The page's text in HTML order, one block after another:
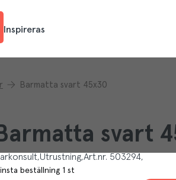
Inspireras
Barmatta svart 45x30
svart
Utrustning Art.nr. 503294
beställning 1 st